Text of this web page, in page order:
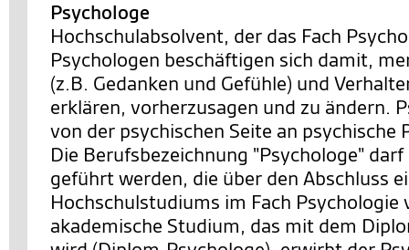
Psychologe
Hochschulabsolvent, der das Fach
Psychologen beschäftigen sich damit,
(z.B. Gedanken und Gefühle) und
erklären, vorherzusagen und zu ändern.
von der psychischen Seite an psychische
Die Berufsbezeichnung "Psychologe"
geführt werden, die über den Abschluss
Hochschulstudiums im Fach Psychologie
akademische Studium, das mit dem